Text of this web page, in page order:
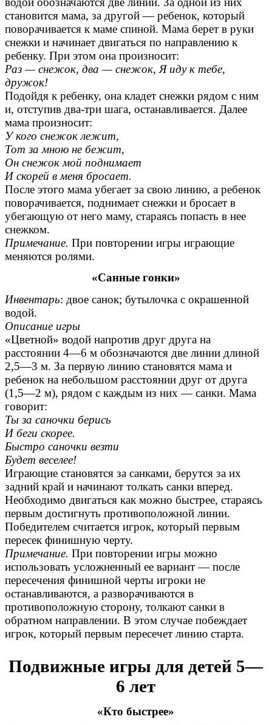
становится мама, за другой — ребенок, который
поворачивается к маме спиной. Мама берет в руки
снежки и начинает двигаться по направлению к
ребенку. При этом она произносит:
Раз — снежок, два — снежок, Я иду к тебе,
дружок!
Подойдя к ребенку, она кладет снежки рядом с ним
и, отступив два-три шага, останавливается. Далее
мама произносит:
У кого снежок лежит,
Тот за мною не бежит,
Он снежок мой поднимает
И скорей в меня бросает.
После этого мама убегает за свою линию, а ребенок
поворачивается, поднимает снежки и бросает в
убегающую от него маму, стараясь попасть в нее
снежком.
Примечание. При повторении игры играющие
меняются ролями.
«Санные гонки»
Инвентарь: двое санок; бутылочка с окрашенной
водой.
Описание игры
«Цветной» водой напротив друг друга на
расстоянии 4—6 м обозначаются две линии длиной
2,5—3 м. За первую линию становятся мама и
ребенок на небольшом расстоянии друг от друга
(1,5—2 м), рядом с каждым из них — санки. Мама
говорит:
Ты за саночки берись
И беги скорее.
Быстро саночки везти
Будет веселее!
Играющие становятся за санками, берутся за их
задний край и начинают толкать санки вперед.
Необходимо двигаться как можно быстрее, стараясь
первым достигнуть противоположной линии.
Победителем считается игрок, который первым
пересек финишную черту.
Примечание. При повторении игры можно
использовать усложненный ее вариант — после
пересечения финишной черты игроки не
останавливаются, а разворачиваются в
противоположную сторону, толкают санки в
обратном направлении. В этом случае побеждает
игрок, который первым пересечет линию старта.
Подвижные игры для детей 5—
6 лет
«Кто быстрее»